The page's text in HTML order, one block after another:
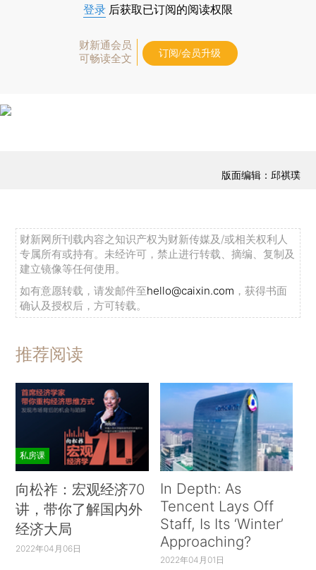
登录 后获取已订阅的阅读权限
财新通会员
可畅读全文
订阅/会员升级
版面编辑：邱祺璞
财新网所刊载内容之知识产权为财新传媒及/或相关权利人
专属所有或持有。未经许可，禁止进行转载、摘编、复制及
建立镜像等任何使用。
如有意愿转载，请发邮件至hello@caixin.com ，获得书面
确认及授权后，方可转载。
推荐阅读
私房课
向松祚：宏观经济70
讲，带你了解国内外
经济大局
2022年04月06日
In Depth: As
Tencent Lays Off
Staff, Is Its ‘Winter’
Approaching?
2022年04月01日